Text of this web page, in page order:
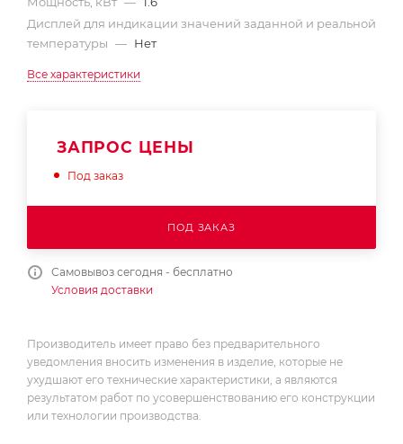
Дисплей для индикации значений заданной и реальной
температуры — Нет
Все характеристики
ЗАПРОС ЦЕНЫ
Под заказ
ПОД ЗАКАЗ
Самовывоз сегодня - бесплатно
Условия доставки
Производитель имеет право без предварительного
уведомления вносить изменения в изделие, которые не
ухудшают его технические характеристики, а являются
результатом работ по усовершенствованию его конструкции
или технологии производства.